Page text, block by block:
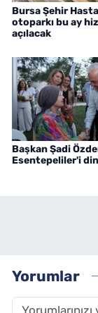
Bursa Şehir
otoparkı bu ay
açılacak
Başkan Şadi
Esentepeliler'i
Yorumlar